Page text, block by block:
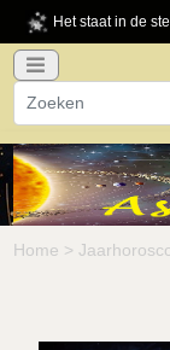
Het staat in de
Home >